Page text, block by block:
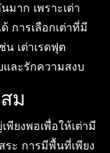
มาก เพราะเต่า
การเลือกเต่าที่มี
น เต่าเรดฟุต
ละรักความสงบ
ม
ยงพอเพื่อให้เต่ามี
ระ การมีพื้นที่เพียง